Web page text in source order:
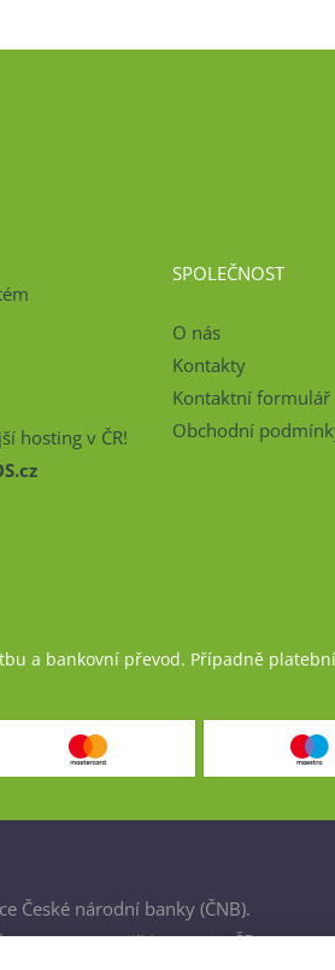
hosting v ČR!
SPOLEČNOST
O nás
Kontakty
Kontaktní formulář
Obchodní
a bankovní převod. Případně
České národní banky (ČNB).
s pojišťovnami v ČR.